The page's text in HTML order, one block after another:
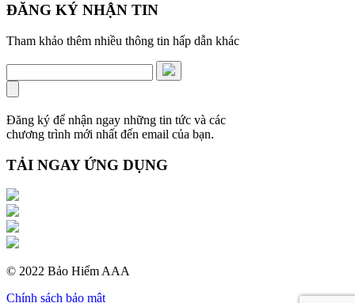
ĐĂNG KÝ NHẬN TIN
Tham khảo thêm nhiều thông tin hấp dẫn khác
Đăng ký để nhận ngay những tin tức và các
chương trình mới nhất đến email của bạn.
TẢI NGAY ỨNG DỤNG
© 2022 Bảo Hiểm AAA
Chính sách bảo mật